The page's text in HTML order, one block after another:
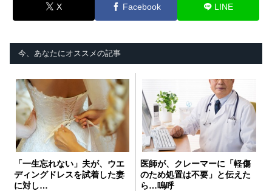
X Facebook LINE
今、あなたにオススメの記事
「一生忘れない」夫が、ウエ
ディングドレスを試着した妻
に対し…
医師が、クレーマーに「軽傷
のため処置は不要」と伝えた
ら…嗚呼